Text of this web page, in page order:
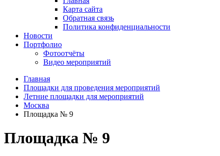
Карта сайта
Обратная связь
Политика конфиденциальности
Новости
Портфолио
Фотоотчёты
Видео мероприятий
Главная
Площадки для проведения мероприятий
Летние площадки для мероприятий
Москва
Площадка № 9
Площадка № 9